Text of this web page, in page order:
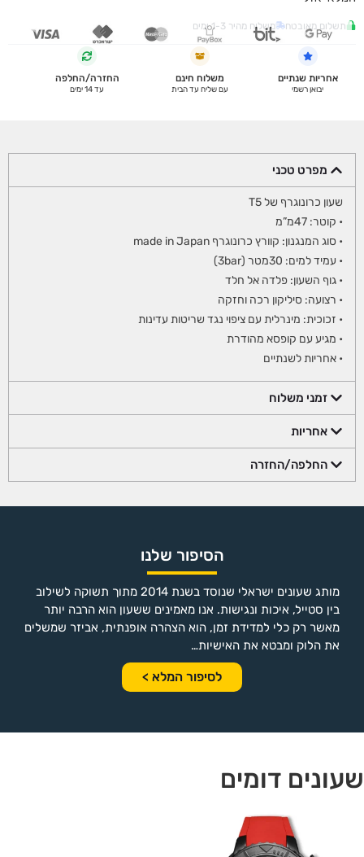
תשלום מאובטח משלוח מהיר 1-3 ימים
אחריות שנתיים
יבואן רשמי
משלוח חינם
עם שליח עד הבית
החזרה/החלפה
עד 14 ימים
מפרט טכני
שעון כרונוגרף של T5
• קוטר: 47מ”מ
• סוג המנגנון: קוורץ כרונוגרף made in Japan
• עמיד למים: 30מטר (3bar)
• גוף השעון: פלדה אל חלד
• רצועה: סיליקון רכה וחזקה
• זכוכית: מינרלית עם ציפוי נגד שריטות עדינות
• מגיע עם קופסא מהודרת
• אחריות לשנתיים
זמני משלוח
אחריות
החלפה/החזרה
הסיפור שלנו
מותג שעונים ישראלי שנוסד בשנת 2014 מתוך תשוקה לשילוב
בין סטייל, איכות ונגישות. אנו מאמינים ששעון הוא הרבה יותר
מאשר רק כלי למדידת זמן, הוא הצהרה אופנתית, אביזר שמשלים
את הלוק ומבטא את האישיות…
לסיפור המלא >
שעונים דומים